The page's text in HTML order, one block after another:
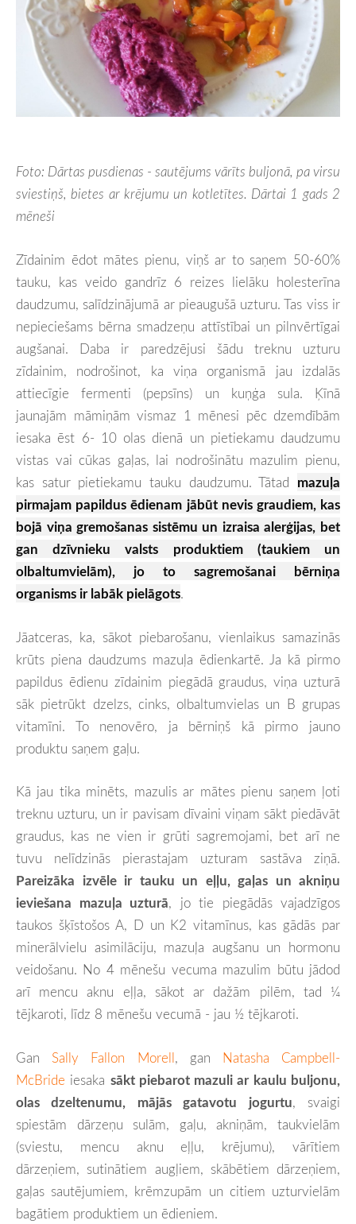
Foto: Dārtas pusdienas - sautējums vārīts buljonā, pa virsu
sviestiņš, bietes ar krējumu un kotletītes. Dārtai 1 gads 2
mēneši
Zīdainim ēdot mātes pienu, viņš ar to saņem 50-60%
tauku, kas veido gandrīz 6 reizes lielāku holesterīna
daudzumu, salīdzinājumā ar pieaugušā uzturu. Tas viss ir
nepieciešams bērna smadzeņu attīstībai un pilnvērtīgai
augšanai. Daba ir paredzējusi šādu treknu uzturu
zīdainim, nodrošinot, ka viņa organismā jau izdalās
attiecīgie fermenti (pepsīns) un kuņģa sula. Ķīnā
jaunajām māmiņām vismaz 1 mēnesi pēc dzemdībām
iesaka ēst 6- 10 olas dienā un pietiekamu daudzumu
vistas vai cūkas gaļas, lai nodrošinātu mazulim pienu,
kas satur pietiekamu tauku daudzumu. Tātad mazuļa
pirmajam papildus ēdienam jābūt nevis graudiem, kas
bojā viņa gremošanas sistēmu un izraisa alerģijas, bet
gan dzīvnieku valsts produktiem (taukiem un
olbaltumvielām), jo to sagremošanai bērniņa
organisms ir labāk pielāgots.
Jāatceras, ka, sākot piebarošanu, vienlaikus samazinās
krūts piena daudzums mazuļa ēdienkartē. Ja kā pirmo
papildus ēdienu zīdainim piegādā graudus, viņa uzturā
sāk pietrūkt dzelzs, cinks, olbaltumvielas un B grupas
vitamīni. To nenovēro, ja bērniņš kā pirmo jauno
produktu saņem gaļu.
Kā jau tika minēts, mazulis ar mātes pienu saņem ļoti
treknu uzturu, un ir pavisam dīvaini viņam sākt piedāvāt
graudus, kas ne vien ir grūti sagremojami, bet arī ne
tuvu nelīdzinās pierastajam uzturam sastāva ziņā.
Pareizāka izvēle ir tauku un eļļu, gaļas un akniņu
ieviešana mazuļa uzturā, jo tie piegādās vajadzīgos
taukos šķīstošos A, D un K2 vitamīnus, kas gādās par
minerālvielu asimilāciju, mazuļa augšanu un hormonu
veidošanu. No 4 mēnešu vecuma mazulim būtu jādod
arī mencu aknu eļļa, sākot ar dažām pilēm, tad ¼
tējkaroti, līdz 8 mēnešu vecumā - jau ½ tējkaroti.
Gan Sally Fallon Morell, gan Natasha Campbell-
McBride iesaka sākt piebarot mazuli ar kaulu buljonu,
olas dzeltenumu, mājās gatavotu jogurtu, svaigi
spiestām dārzeņu sulām, gaļu, akniņām, taukvielām
(sviestu, mencu aknu eļļu, krējumu), vārītiem
dārzeņiem, sutinātiem augļiem, skābētiem dārzeņiem,
gaļas sautējumiem, krēmzupām un citiem uzturvielām
bagātiem produktiem un ēdieniem.